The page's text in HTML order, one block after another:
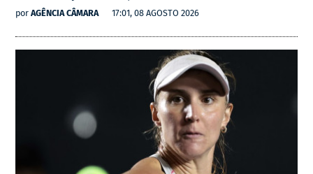
por AGÊNCIA CÂMARA 17:01, 08 AGOSTO 2026